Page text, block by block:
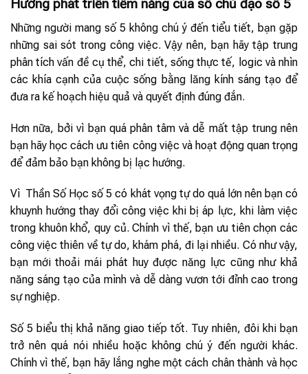
Hướng phát triển tiềm năng của số chủ đạo số 5
Những người mang số 5 không chú ý đến tiểu tiết, bạn gặp
những sai sót trong công việc. Vậy nên, bạn hãy tập trung
phân tích vấn đề cụ thể, chi tiết, sống thực tế, logic và nhìn
các khía cạnh của cuộc sống bằng lăng kính sáng tạo để
đưa ra kế hoạch hiệu quả và quyết định đúng đắn.
Hơn nữa, bởi vì bạn quá phân tâm và dễ mất tập trung nên
bạn hãy học cách ưu tiên công việc và hoạt động quan trọng
để đảm bảo bạn không bị lạc hướng.
Vì Thần Số Học số 5 có khát vọng tự do quá lớn nên bạn có
khuynh hướng thay đổi công việc khi bị áp lực, khi làm việc
trong khuôn khổ, quy củ. Chính vì thế, bạn ưu tiên chọn các
công việc thiên về tự do, khám phá, đi lại nhiều. Có như vậy,
bạn mới thoải mái phát huy được năng lực cũng như khả
năng sáng tạo của mình và dễ dàng vươn tới đỉnh cao trong
sự nghiệp.
Số 5 biểu thị khả năng giao tiếp tốt. Tuy nhiên, đôi khi bạn
trở nên quá nói nhiều hoặc không chú ý đến người khác.
Chính vì thế, bạn hãy lắng nghe một cách chân thành và học